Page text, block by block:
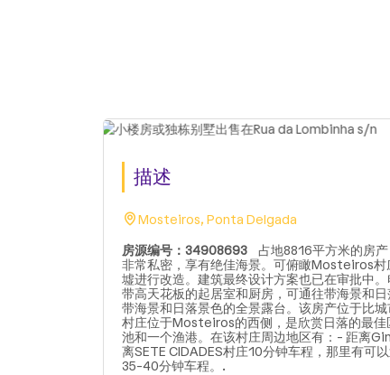
描述
Mosteiros, Ponta Delgada
房源编号：34908693 占地8816平方米的房
非常私密，享有绝佳海景。可俯瞰Mosteiros
墟进行改造。建筑最终设计方案也已在审批中
带高天花板的起居室和厨房，可通往带海景和
带海景和日落景色的全景露台。该房产位于比
村庄位于Mosteiros的西侧，是欣赏日落的最
池和一个渔港。在该村庄周边地区有：- 距离
离SETE CIDADES村庄10分钟车程，那里有可
35-40分钟车程。.